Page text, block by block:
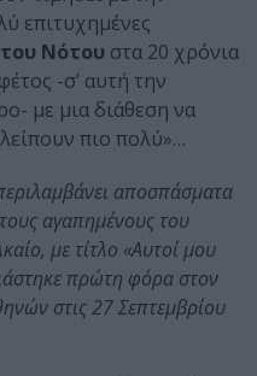
επιτυχημένες
Νότου στα 20 χρόνια
-σ’ αυτή την
με μια διάθεση να
πιο πολύ»…
αποσπάσματα
αγαπημένους του
με τίτλο «Αυτοί μου
πρώτη φόρα στον
στις 27 Σεπτεμβρίου